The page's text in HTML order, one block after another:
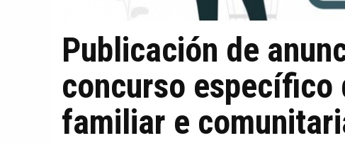
Publicación de
concurso específico
familiar e